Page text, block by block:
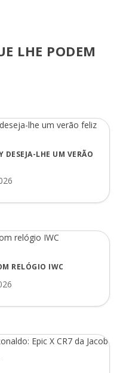
LHE PODEM
DESEJA-LHE UM VERÃO
RELÓGIO IWC